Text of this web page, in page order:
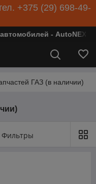
+375 (29) 698-49-
- AutoNEXT
ГАЗ (в наличии)
Фильтры